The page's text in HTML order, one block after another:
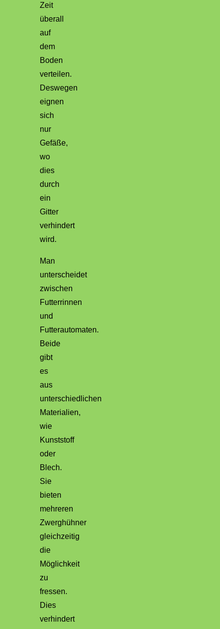
Zeit
überall
auf
dem
Boden
verteilen.
Deswegen
eignen
sich
nur
Gefäße,
wo
dies
durch
ein
Gitter
verhindert
wird.
Man
unterscheidet
zwischen
Futterrinnen
und
Futterautomaten.
Beide
gibt
es
aus
unterschiedlichen
Materialien,
wie
Kunststoff
oder
Blech.
Sie
bieten
mehreren
Zwerghühner
gleichzeitig
die
Möglichkeit
zu
fressen.
Dies
verhindert